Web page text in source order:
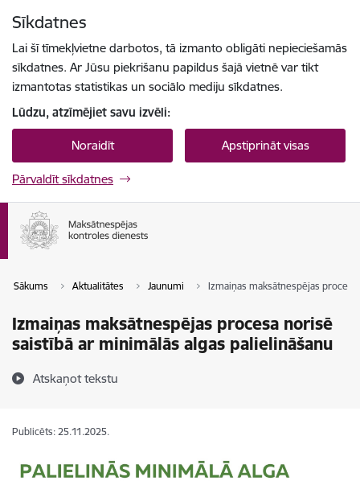
Sīkdatnes
Lai šī tīmekļvietne darbotos, tā izmanto obligāti nepieciešamās
sīkdatnes. Ar Jūsu piekrišanu papildus šajā vietnē var tikt
izmantotas statistikas un sociālo mediju sīkdatnes.
Lūdzu, atzīmējiet savu izvēli:
Noraidīt Apstiprināt visas
Pārvaldīt sīkdatnes
Sākums Aktualitātes Jaunumi Izmaiņas maksātnespējas
Izmaiņas maksātnespējas procesa norisē
saistībā ar minimālās algas palielināšanu
Atskaņot tekstu
Publicēts: 25.11.2025.